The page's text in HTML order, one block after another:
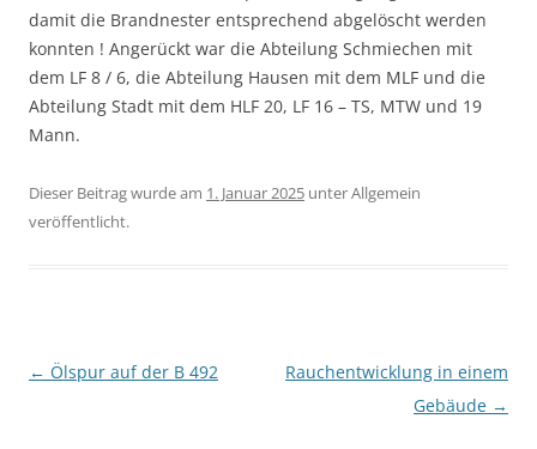
damit die Brandnester entsprechend abgelöscht werden
konnten ! Angerückt war die Abteilung Schmiechen mit
dem LF 8 / 6, die Abteilung Hausen mit dem MLF und die
Abteilung Stadt mit dem HLF 20, LF 16 – TS, MTW und 19
Mann.
Dieser Beitrag wurde am 1. Januar 2025 unter Allgemein
veröffentlicht.
Beitragsnavigation
← Ölspur auf der B 492
Rauchentwicklung in einem
Gebäude →